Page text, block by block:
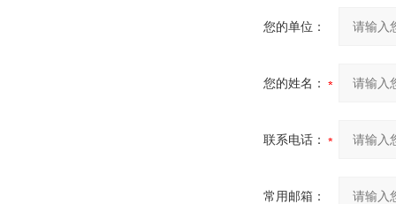
您的单位：
您的姓名：
联系电话：
常用邮箱：